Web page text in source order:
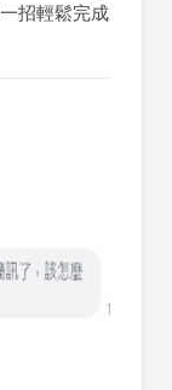
招輕鬆完成